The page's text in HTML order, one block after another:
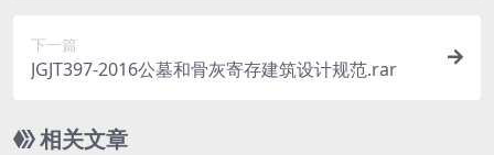
下一篇
JGJT397-2016公墓和骨灰寄存建筑设计规范.rar
相关文章